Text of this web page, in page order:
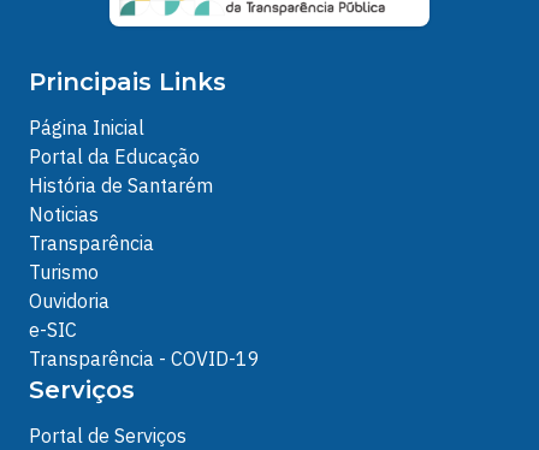
Principais Links
Página Inicial
Portal da Educação
História de Santarém
Noticias
Transparência
Turismo
Ouvidoria
e-SIC
Transparência - COVID-19
Serviços
Portal de Serviços